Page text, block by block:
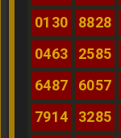
0130
8828
0463
2585
6487
6057
7914
3285